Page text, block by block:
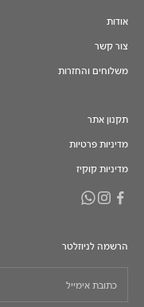
אודות
צור קשר
משלוחים והחזרות
תקנון אתר
מדיניות פרטיות
מדיניות קוקיז
הרשמה לניוזלטר